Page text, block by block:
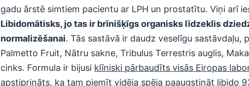
gadu ārstē simtiem pacientu ar LPH un prostatītu. Viņi arī
Libidomātisks, jo tas ir brīnišķīgs organisks līdzeklis
normalizēšanai. Tās sastāvā ir daudz veselīgu sastāvdaļu,
Palmetto Fruit, Nātru sakne, Tribulus Terrestris auglis,
cinks. Formula ir bijusi klīniski pārbaudīts visās Eiropas
apstiprināts, ka tam piemīt vidēja spēja paaugstināt libido